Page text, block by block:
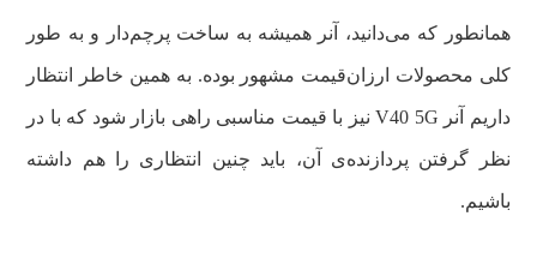
همانطور که می‌دانید، آنر همیشه به ساخت پرچم‌دار و به طور
کلی محصولات ارزان‌قیمت مشهور بوده. به همین خاطر انتظار
داریم آنر V40 5G نیز با قیمت مناسبی راهی بازار شود که با در
نظر گرفتن پردازنده‌ی آن، باید چنین انتظاری را هم داشته
باشیم.